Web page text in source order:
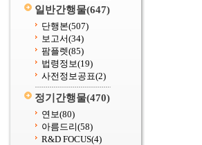
일반간행물(647)
단행본(507)
보고서(34)
팜플렛(85)
법령정보(19)
사전정보공표(2)
정기간행물(470)
연보(80)
아름드리(58)
R&D FOCUS(4)